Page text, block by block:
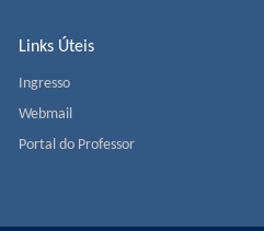
Links Úteis
Ingresso
Webmail
Portal do Professor